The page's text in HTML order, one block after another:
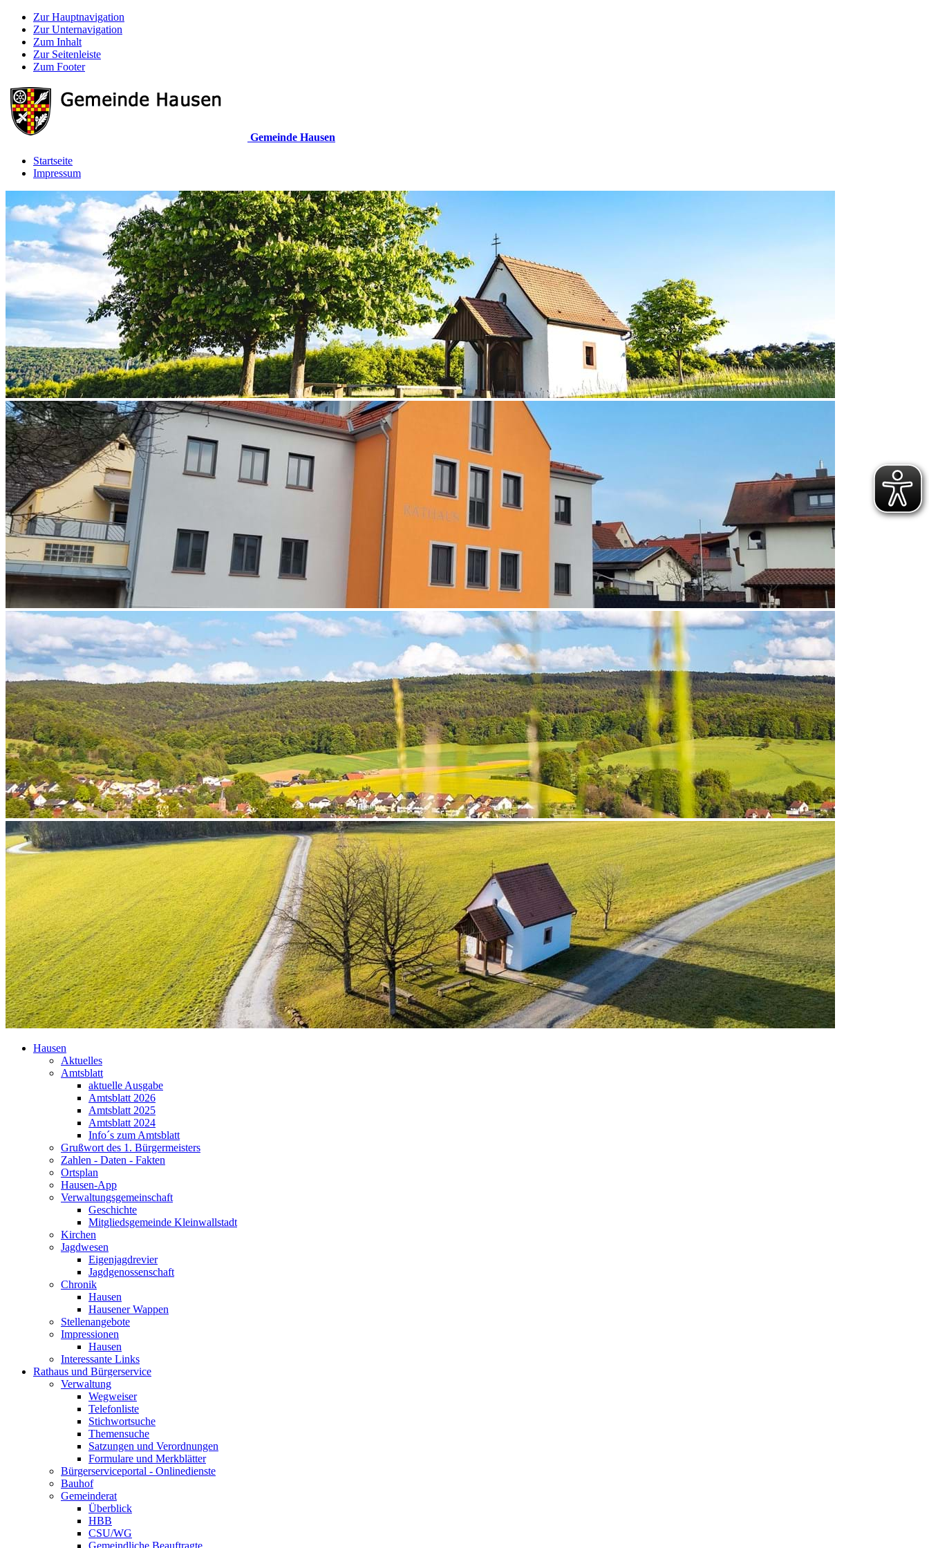
Zur Hauptnavigation
Zur Unternavigation
Zum Inhalt
Zur Seitenleiste
Zum Footer
Gemeinde Hausen
Startseite
Impressum
Hausen
Aktuelles
Amtsblatt
aktuelle Ausgabe
Amtsblatt 2026
Amtsblatt 2025
Amtsblatt 2024
Info´s zum Amtsblatt
Grußwort des 1. Bürgermeisters
Zahlen - Daten - Fakten
Ortsplan
Hausen-App
Verwaltungsgemeinschaft
Geschichte
Mitgliedsgemeinde Kleinwallstadt
Kirchen
Jagdwesen
Eigenjagdrevier
Jagdgenossenschaft
Chronik
Hausen
Hausener Wappen
Stellenangebote
Impressionen
Hausen
Interessante Links
Rathaus und Bürgerservice
Verwaltung
Wegweiser
Telefonliste
Stichwortsuche
Themensuche
Satzungen und Verordnungen
Formulare und Merkblätter
Bürgerserviceportal - Onlinedienste
Bauhof
Gemeinderat
Überblick
HBB
CSU/WG
Gemeindliche Beauftragte